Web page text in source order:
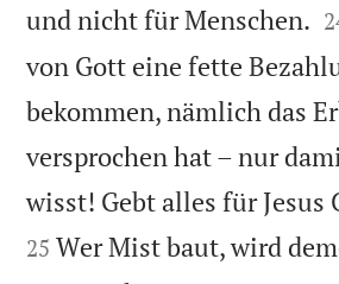
und nicht für Menschen. 
von Gott eine fette
bekommen, nämlich das
versprochen hat – nur
wisst! Gebt alles für Jesus
25 Wer Mist baut, wird